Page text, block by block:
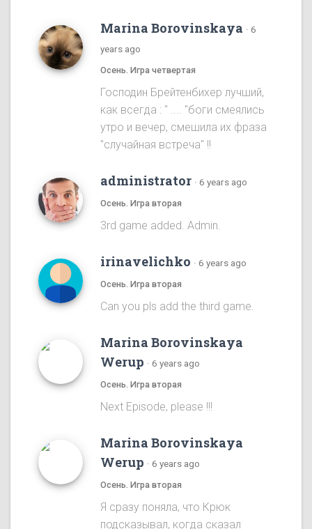
Marina Borovinskaya · 6
years ago
Осень. Игра четвертая
Господин Брейтенбихер лучший,
как всегда : " .... "боги смеялись
утро и вечер, смешила их фраза
"случайная встреча" !!
administrator · 6 years ago
Осень. Игра вторая
3rd game added. Admin.
irinavelichko · 6 years ago
Осень. Игра вторая
Can you pls add the third game.
Marina Borovinskaya
Werup · 6 years ago
Осень. Игра вторая
Next Episode, please !!!
Marina Borovinskaya
Werup · 6 years ago
Осень. Игра вторая
Я сразу понялa, что Крюк
подсказывал, когда сказал